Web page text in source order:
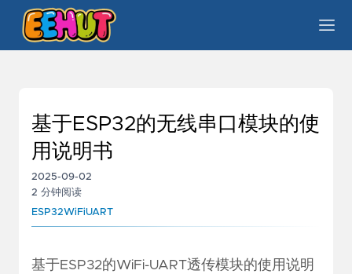
基于ESP32的无线串口模块的使
用说明书
2025-09-02
2 分钟阅读
ESP32WiFiUART
基于ESP32的WiFi-UART透传模块的使用说明